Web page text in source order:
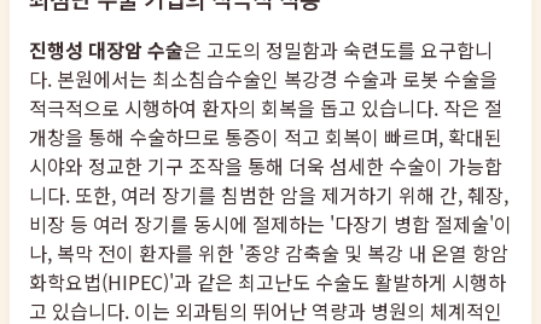
진행성 대장암 수술은 고도의 정밀함과 숙련도를 요구합니
다. 본원에서는 최소침습수술인 복강경 수술과 로봇 수술을
적극적으로 시행하여 환자의 회복을 돕고 있습니다. 작은 절
개창을 통해 수술하므로 통증이 적고 회복이 빠르며, 확대된
시야와 정교한 기구 조작을 통해 더욱 섬세한 수술이 가능합
니다. 또한, 여러 장기를 침범한 암을 제거하기 위해 간, 췌장,
비장 등 여러 장기를 동시에 절제하는 '다장기 병합 절제술'이
나, 복막 전이 환자를 위한 '종양 감축술 및 복강 내 온열 항암
화학요법(HIPEC)'과 같은 최고난도 수술도 활발하게 시행하
고 있습니다. 이는 외과팀의 뛰어난 역량과 병원의 체계적인